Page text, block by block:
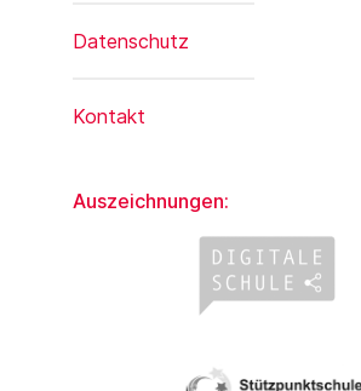
Datenschutz
Kontakt
Auszeichnungen: